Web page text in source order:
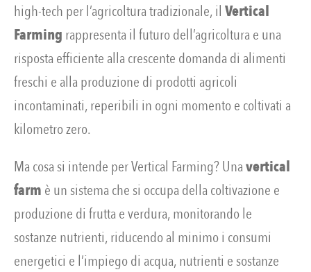
high-tech per l’agricoltura tradizionale, il Vertical
Farming rappresenta il futuro dell’agricoltura e una
risposta efficiente alla crescente domanda di alimenti
freschi e alla produzione di prodotti agricoli
incontaminati, reperibili in ogni momento e coltivati a
kilometro zero.
Ma cosa si intende per Vertical Farming? Unavertical
farm è un sistema che si occupa della coltivazione e
produzione di frutta e verdura, monitorando le
sostanze nutrienti, riducendo al minimo i consumi
energetici e l’impiego di acqua, nutrienti e sostanze